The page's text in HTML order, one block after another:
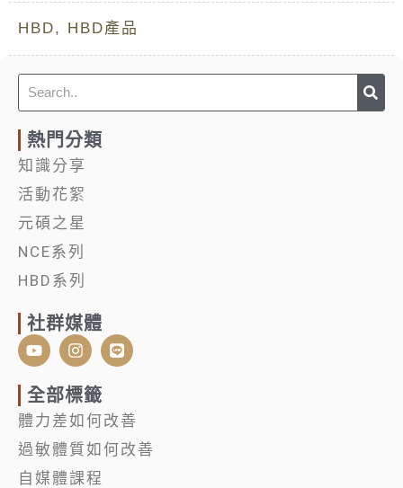
HBD, HBD產品
Search
熱門分類
知識分享
活動花絮
元碩之星
NCE系列
HBD系列
社群媒體
Y
o
t
u
b
e
I
n
t
a
g
r
a
m
L
i
全部標籤
體力差如何改善
過敏體質如何改善
自媒體課程